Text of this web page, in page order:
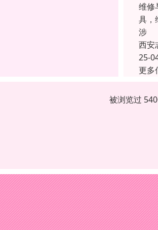
维修
具，
涉
西安
25-
更多
被浏览过